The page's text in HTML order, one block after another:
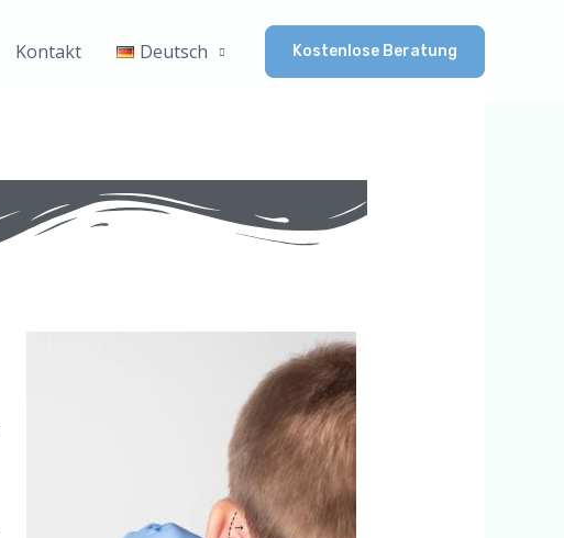
Kontakt Deutsch Kostenlose Beratung